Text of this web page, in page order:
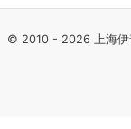
法
© 2010 - 2026 上海伊